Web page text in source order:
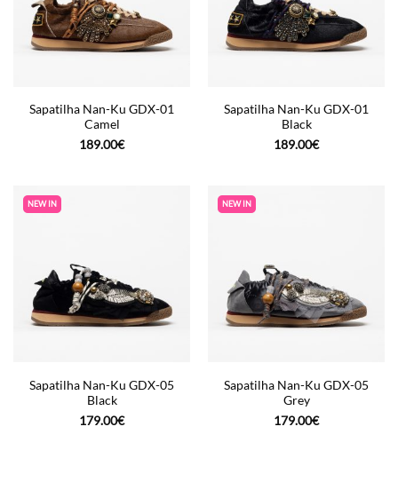
Sapatilha Nan-Ku GDX-01
Camel
189.00€
Sapatilha Nan-Ku GDX-01
Black
189.00€
NEW IN
Sapatilha Nan-Ku GDX-05
Black
179.00€
NEW IN
Sapatilha Nan-Ku GDX-05
Grey
179.00€